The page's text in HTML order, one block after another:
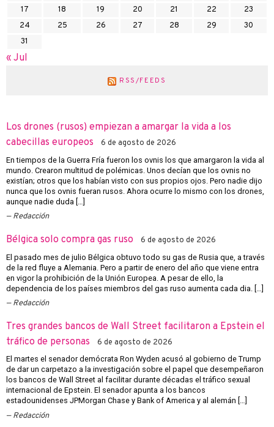
17
18 19 20 21 22
23
24
25 26 27 28 29
30
31
« Jul
RSS/FEEDS
Los drones (rusos) empiezan a amargar la vida a los
cabecillas europeos
6 de agosto de 2026
En tiempos de la Guerra Fría fueron los ovnis los que amargaron la vida al
mundo. Crearon multitud de polémicas. Unos decían que los ovnis no
existían; otros que los habían visto con sus propios ojos. Pero nadie dijo
nunca que los ovnis fueran rusos. Ahora ocurre lo mismo con los drones,
aunque nadie duda […]
Redacción
Bélgica solo compra gas ruso 6 de agosto de 2026
El pasado mes de julio Bélgica obtuvo todo su gas de Rusia que, a través
de la red fluye a Alemania. Pero a partir de enero del año que viene entra
en vigor la prohibición de la Unión Europea. A pesar de ello, la
dependencia de los países miembros del gas ruso aumenta cada dia. […]
Redacción
Tres grandes bancos de Wall Street facilitaron a Epstein el
tráfico de personas
6 de agosto de 2026
El martes el senador demócrata Ron Wyden acusó al gobierno de Trump
de dar un carpetazo a la investigación sobre el papel que desempeñaron
los bancos de Wall Street al facilitar durante décadas el tráfico sexual
internacional de Epstein. El senador apunta a los bancos
estadounidenses JPMorgan Chase y Bank of America y al alemán […]
Redacción